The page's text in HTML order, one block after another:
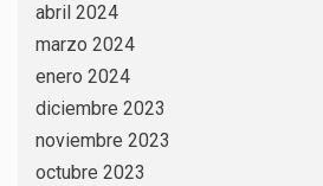
abril 2024
marzo 2024
enero 2024
diciembre 2023
noviembre 2023
octubre 2023